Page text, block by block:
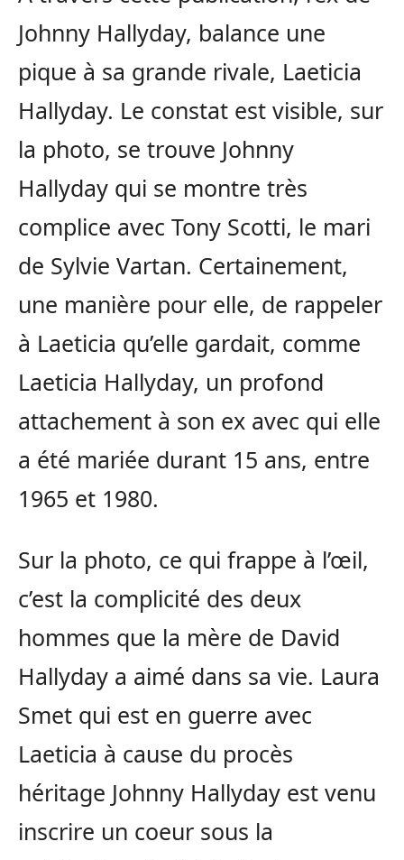
Johnny Hallyday, balance une
pique à sa grande rivale, Laeticia
Hallyday. Le constat est visible, sur
la photo, se trouve Johnny
Hallyday qui se montre très
complice avec Tony Scotti, le mari
de Sylvie Vartan. Certainement,
une manière pour elle, de rappeler
à Laeticia qu’elle gardait, comme
Laeticia Hallyday, un profond
attachement à son ex avec qui elle
a été mariée durant 15 ans, entre
1965 et 1980.
Sur la photo, ce qui frappe à l’œil,
c’est la complicité des deux
hommes que la mère de David
Hallyday a aimé dans sa vie. Laura
Smet qui est en guerre avec
Laeticia à cause du procès
héritage Johnny Hallyday est venu
inscrire un coeur sous la